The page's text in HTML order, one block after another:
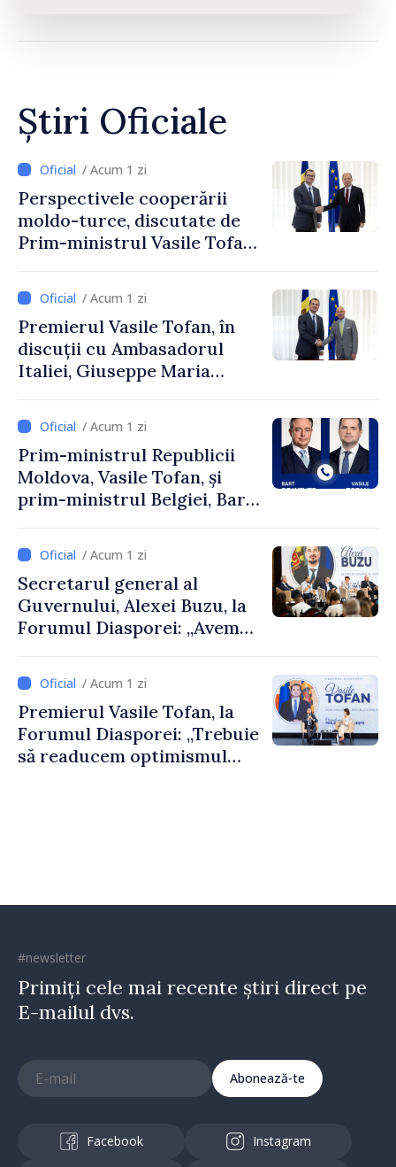
Știri Oficiale
/ Acum 1 zi
Perspectivele cooperării
moldo-turce, discutate de
Prim-ministrul Vasile Tofan
Uygar Mustafa Sertel
/ Acum 1 zi
Premierul Vasile Tofan, în
discuții cu Ambasadorul
Italiei, Giuseppe Maria
/ Acum 1 zi
Prim-ministrul Republicii
Moldova, Vasile Tofan, și
prim-ministrul Belgiei, Bart
despre parcursul european
al Republicii Moldova.
/ Acum 1 zi
Secretarul general al
Guvernului, Alexei Buzu, la
Forumul Diasporei: „Avem
dumneavoastră pentru a
construi comunități mai
puternice”
/ Acum 1 zi
Premierul Vasile Tofan, la
Forumul Diasporei: „Trebuie
să readucem optimismul
#newsletter
Primiți cele mai recente știri direct pe
E-mailul dvs.
Abonează-te
Facebook Instagram